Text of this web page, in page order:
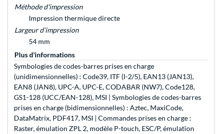
Méthode d'impression
Impression thermique directe
Largeur d’impression
54 mm
Plus d'informations
Symbologies de codes-barres prises en charge
(unidimensionnelles) : Code39, ITF (I-2/5), EAN13 (JAN13),
EAN8 (JAN8), UPC-A, UPC-E, CODABAR (NW7), Code128,
GS1-128 (UCC/EAN-128), MSI | Symbologies de codes-barres
prises en charge (bidimensionnelles) : Aztec, MaxiCode,
DataMatrix, PDF417, MSI | Commandes prises en charge :
Raster, émulation ZPL 2, modèle P-touch, ESC/P, émulation